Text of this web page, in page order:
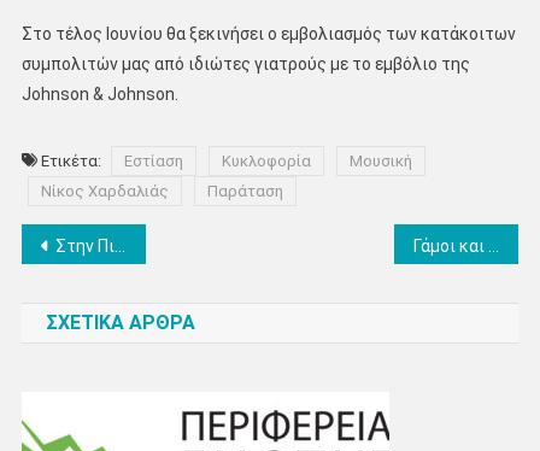
Στο τέλος Ιουνίου θα ξεκινήσει ο εμβολιασμός των κατάκοιτων
συμπολιτών μας από ιδιώτες γιατρούς με το εμβόλιο της
Johnson & Johnson.
Ετικέτα: Εστίαση Κυκλοφορία
Μουσική
Νίκος Χαρδαλιάς
Παράταση
Πλοήγηση
Στην Πιερία η επικεφαλής του Γραφείου του Πρωθυπουργού στη Θεσσαλονίκη, Μαρία Αντωνίου – Επισκέφτηκε διαλογητήριο φρέσκων φρούτων και λαχανικών Γάμοι και βαφτίσεις με 300 άτομα στη δεξίωση από 1η Ιουλίου – Τι ισχύει για τα πανηγύρια
ΣΧΕΤΙΚΑ ΑΡΘΡΑ